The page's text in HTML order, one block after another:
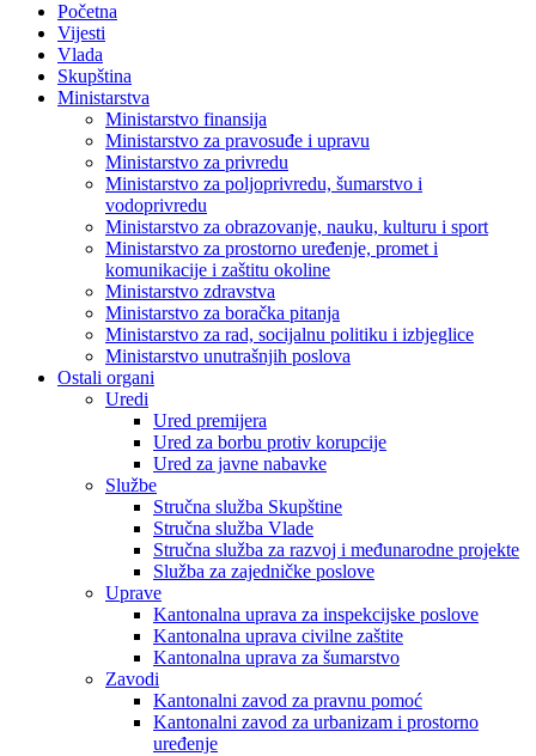
Početna
Vijesti
Vlada
Skupština
Ministarstva
Ministarstvo finansija
Ministarstvo za pravosuđe i upravu
Ministarstvo za privredu
Ministarstvo za poljoprivredu, šumarstvo i
vodoprivredu
Ministarstvo za obrazovanje, nauku, kulturu i sport
Ministarstvo za prostorno uređenje, promet i
komunikacije i zaštitu okoline
Ministarstvo zdravstva
Ministarstvo za boračka pitanja
Ministarstvo za rad, socijalnu politiku i izbjeglice
Ministarstvo unutrašnjih poslova
Ostali organi
Uredi
Ured premijera
Ured za borbu protiv korupcije
Ured za javne nabavke
Službe
Stručna služba Skupštine
Stručna služba Vlade
Stručna služba za razvoj i međunarodne projekte
Služba za zajedničke poslove
Uprave
Kantonalna uprava za inspekcijske poslove
Kantonalna uprava civilne zaštite
Kantonalna uprava za šumarstvo
Zavodi
Kantonalni zavod za pravnu pomoć
Kantonalni zavod za urbanizam i prostorno
uređenje